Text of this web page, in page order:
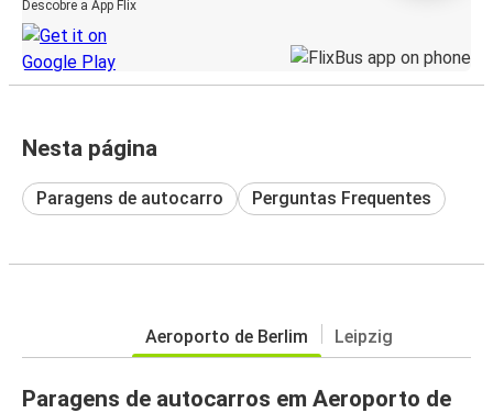
Descobre a App Flix
Nesta página
Paragens de autocarro Perguntas Frequentes
Aeroporto de Berlim Leipzig
Paragens de autocarros em Aeroporto de